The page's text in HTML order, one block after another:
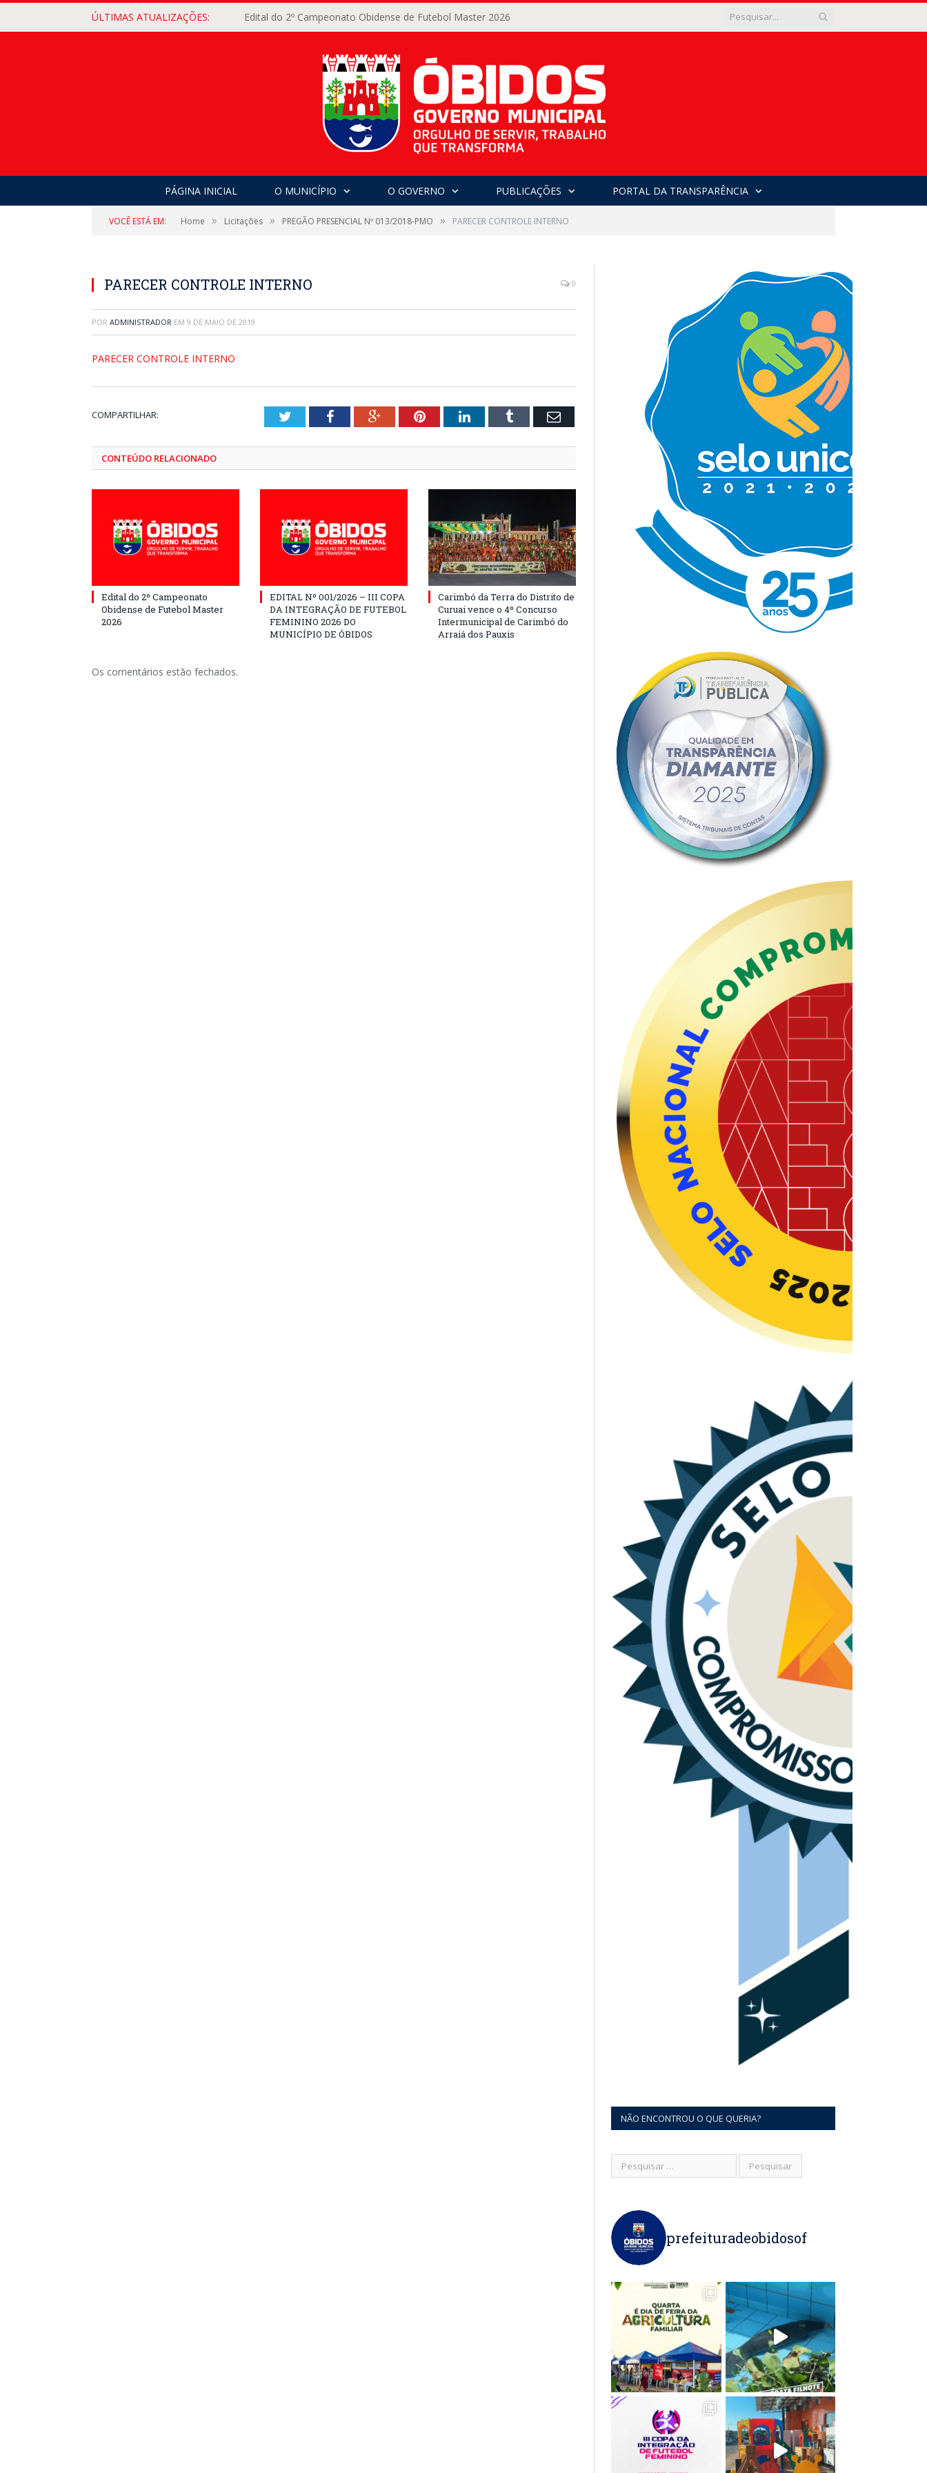
ÚLTIMAS ATUALIZAÇÕES: Edital do 2º Campeonato Obidense de Futebol Master 2026
PÁGINA INICIAL O MUNICÍPIO O GOVERNO PUBLICAÇÕES PORTAL DA TRANSPARÊNCIA
VOCÊ ESTÁ EM: Home » Licitações » PREGÃO PRESENCIAL Nº 013/2018-PMO » PARECER CONTROLE INTERNO
PARECER CONTROLE INTERNO 0
POR ADMINISTRADOR EM 9 DE MAIO DE 2019
PARECER CONTROLE INTERNO
COMPARTILHAR: TwitterFacebookGoogle+PinterestLinkedInTumblr Email
CONTEÚDO RELACIONADO
Edital do 2º Campeonato
Obidense de Futebol Master
2026
EDITAL Nº 001/2026 – III COPA
DA INTEGRAÇÃO DE FUTEBOL
FEMININO 2026 DO
MUNICÍPIO DE ÓBIDOS
Carimbó da Terra do Distrito de
Curuai vence o 4º Concurso
Intermunicipal de Carimbó do
Arraiá dos Pauxis
Os comentários estão fechados.
NÃO ENCONTROU O QUE QUERIA?
prefeituradeobidosof